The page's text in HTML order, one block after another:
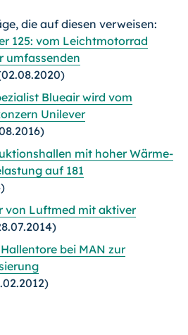
die auf diesen verweisen:
125: vom Leichtmotorrad
umfassenden
Blueair wird vom
Unilever
mit hoher Wärme-
auf 181
von Luftmed mit aktiver
bei MAN zur